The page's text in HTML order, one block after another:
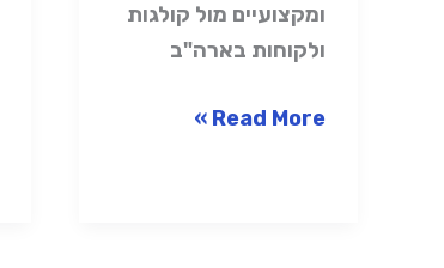
ומקצועיים מול קולגות
ולקוחות בארה"ב
Read More »